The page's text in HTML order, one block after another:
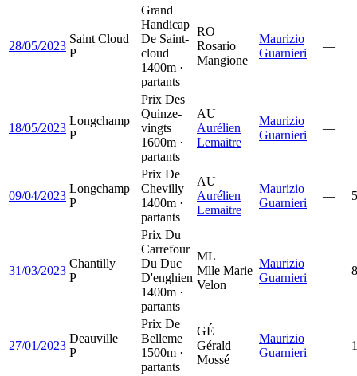
28/05/2023
Saint Cloud
P
Grand
Handicap
De Saint-
cloud
1400m ·
partants
RO
Rosario
Mangione
Maurizio
Guarnieri
—
18/05/2023
Longchamp
P
Prix Des
Quinze-
vingts
1600m ·
partants
AU
Aurélien
Lemaitre
Maurizio
Guarnieri
—
09/04/2023
Longchamp
P
Prix De
Chevilly
1400m ·
partants
AU
Aurélien
Lemaitre
Maurizio
Guarnieri
— 5
31/03/2023
Chantilly
P
Prix Du
Carrefour
Du Duc
D'enghien
1400m ·
partants
ML
Mlle Marie
Velon
Maurizio
Guarnieri
— 8
27/01/2023
Deauville
P
Prix De
Belleme
1500m ·
partants
GÉ
Gérald
Mossé
Maurizio
Guarnieri
— 1